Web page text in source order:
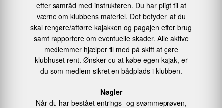
efter samråd med instruktøren. Du har pligt til at
værne om klubbens materiel. Det betyder, at du
skal rengøre/aftørre kajakken og pagajen efter brug
samt rapportere om eventuelle skader. Alle aktive
medlemmer hjælper til med på skift at gøre
klubhuset rent. Ønsker du at købe egen kajak, er
du som medlem sikret en bådplads i klubben.
Nøgler
Når du har bestået entrings- og svømmeprøven,